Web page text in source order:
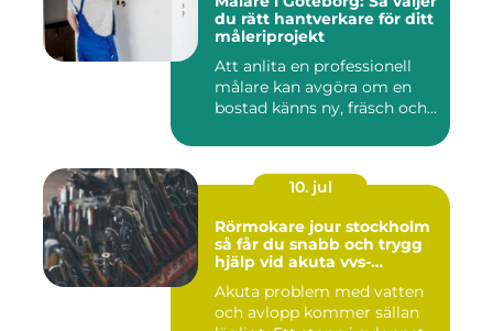
du rätt hantverkare för ditt
måleriprojekt
Att anlita en professionell
målare kan avgöra om en
bostad känns ny, fräsch och...
10. jul
Rörmokare jour stockholm
så får du snabb och trygg
hjälp vid akuta vvs-
Akuta problem med vatten
och avlopp kommer sällan